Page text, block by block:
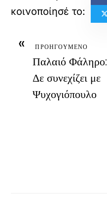
« ΠΡΟΗΓΟΥΜΕΝΟ
Παλαιό Φάληρο:
Δε συνεχίζει με
Ψυχογιόπουλο